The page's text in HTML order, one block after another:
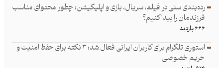
رده‌بندی سنی در فیلم، سریال، بازی و اپلیکیشن: چطور محتوای مناسب
فرزند‌مان را پیدا کنیم؟
۶۶۶ بازدید
استوری تلگرام برای کاربران ایرانی فعال شد: ۳ نکته برای حفظ امنیت و
حریم خصوصی